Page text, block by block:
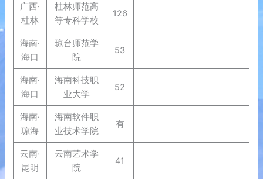
广西·
桂林
桂林师范高
等专科学校
126
海南·
海口
琼台师范学
院
53
海南·
海口
海南科技职
业大学
52
海南·
琼海
海南软件职
业技术学院
有
云南·
昆明
云南艺术学
院
41